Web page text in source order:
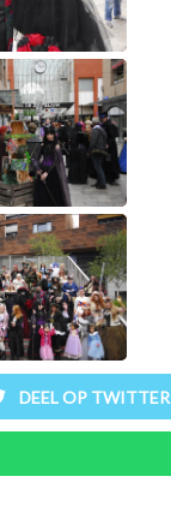
DEEL OP TWITTER